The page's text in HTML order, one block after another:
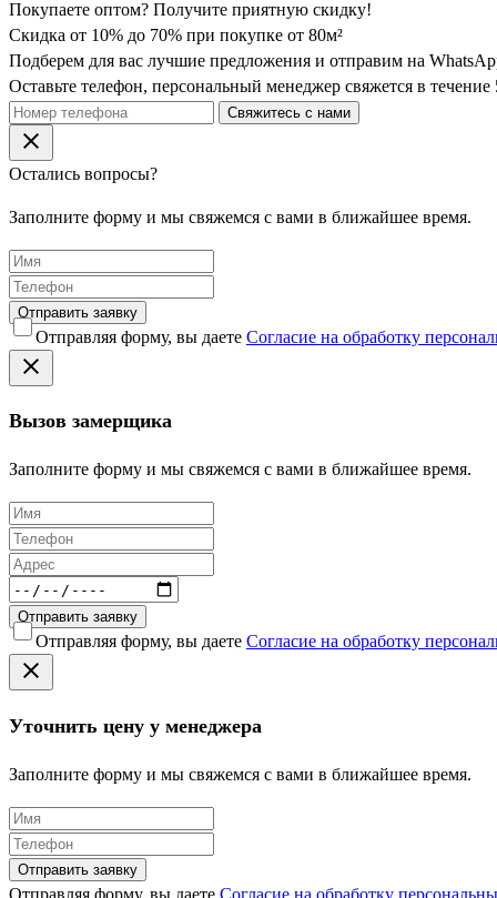
Покупаете оптом? Получите приятную скидку!
Скидка от 10% до 70% при покупке от 80м²
Подберем для вас лучшие предложения и отправим на
Оставьте телефон, персональный менеджер свяжется в
Свяжитесь с нами
Остались вопросы?
Заполните форму и мы свяжемся с вами в ближайшее время.
Отправить заявку
Отправляя форму, вы даете Согласие на обработку
Вызов замерщика
Заполните форму и мы свяжемся с вами в ближайшее время.
Отправить заявку
Отправляя форму, вы даете Согласие на обработку
Уточнить цену у менеджера
Заполните форму и мы свяжемся с вами в ближайшее время.
Отправить заявку
Отправляя форму, вы даете Согласие на обработку